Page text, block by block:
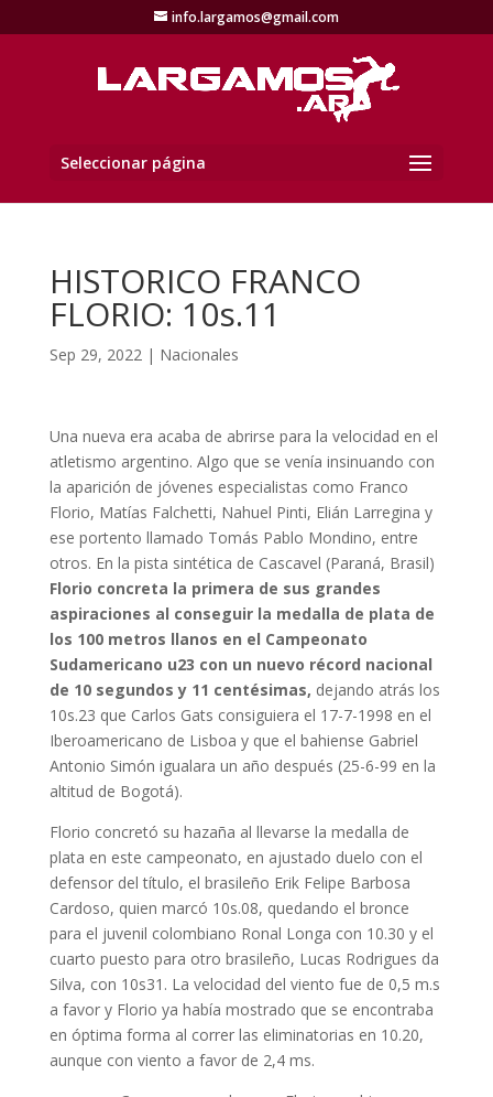
info.largamos@gmail.com
Seleccionar página
HISTORICO FRANCO
FLORIO: 10s.11
Sep 29, 2022| Nacionales
Una nueva era acaba de abrirse para la velocidad en el
atletismo argentino. Algo que se venía insinuando con
la aparición de jóvenes especialistas como Franco
Florio, Matías Falchetti, Nahuel Pinti, Elián Larregina y
ese portento llamado Tomás Pablo Mondino, entre
otros. En la pista sintética de Cascavel (Paraná, Brasil)
Florio concreta la primera de sus grandes
aspiraciones al conseguir la medalla de plata de
los 100 metros llanos en el Campeonato
Sudamericano u23 con un nuevo récord nacional
de 10 segundos y 11 centésimas, dejando atrás los
10s.23 que Carlos Gats consiguiera el 17-7-1998 en el
Iberoamericano de Lisboa y que el bahiense Gabriel
Antonio Simón igualara un año después (25-6-99 en la
altitud de Bogotá).
Florio concretó su hazaña al llevarse la medalla de
plata en este campeonato, en ajustado duelo con el
defensor del título, el brasileño Erik Felipe Barbosa
Cardoso, quien marcó 10s.08, quedando el bronce
para el juvenil colombiano Ronal Longa con 10.30 y el
cuarto puesto para otro brasileño, Lucas Rodrigues da
Silva, con 10s31. La velocidad del viento fue de 0,5 m.s
a favor y Florio ya había mostrado que se encontraba
en óptima forma al correr las eliminatorias en 10.20,
aunque con viento a favor de 2,4 ms.